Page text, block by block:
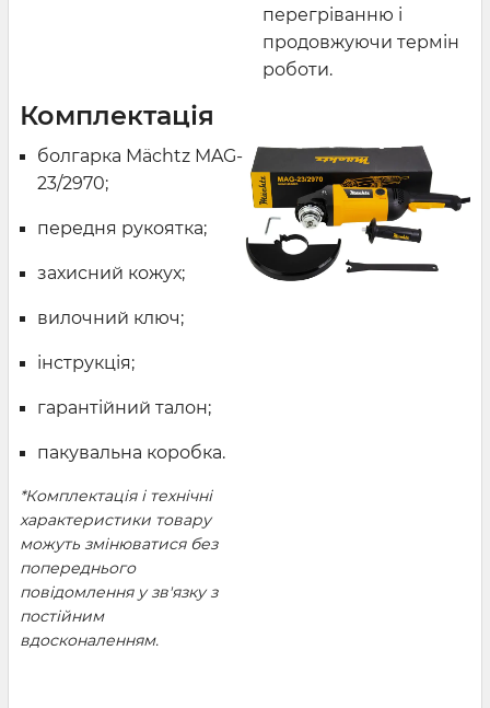
перегріванню і
продовжуючи термін
роботи.
Комплектація
болгарка Mächtz MAG-
23/2970;
передня рукоятка;
захисний кожух;
вилочний ключ;
інструкція;
гарантійний талон;
пакувальна коробка.
*Комплектація і технічні
характеристики товару
можуть змінюватися без
попереднього
повідомлення у зв'язку з
постійним
вдосконаленням.